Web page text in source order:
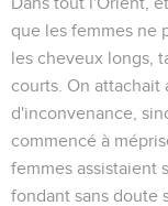
que les femmes ne
les cheveux longs,
courts. On attachait
d'inconvenance,
commencé à
femmes assistaient
fondant sans doute